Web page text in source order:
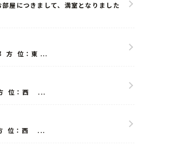
屋につきまして、満室となりました
位：東 ...
位：西 ...
位：西 ...